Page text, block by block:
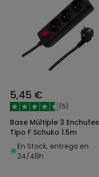
5,45 €
(5)
Base Múltiple 3 Enchufes
Tipo F Schuko 1.5m
En Stock, entrega en
24/48h